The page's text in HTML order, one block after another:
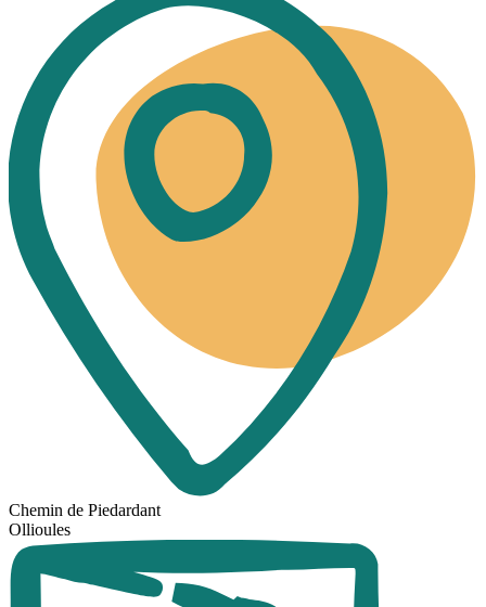
Chemin de Piedardant
Ollioules